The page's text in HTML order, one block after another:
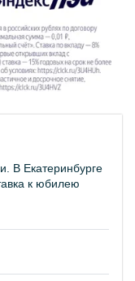
В Екатеринбурге
к юбилею